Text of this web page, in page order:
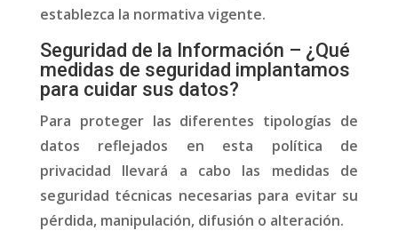
establezca la normativa vigente.
Seguridad de la Información – ¿Qué
medidas de seguridad implantamos
para cuidar sus datos?
Para proteger las diferentes tipologías de
datos reflejados en esta política de
privacidad llevará a cabo las medidas de
seguridad técnicas necesarias para evitar su
pérdida, manipulación, difusión o alteración.